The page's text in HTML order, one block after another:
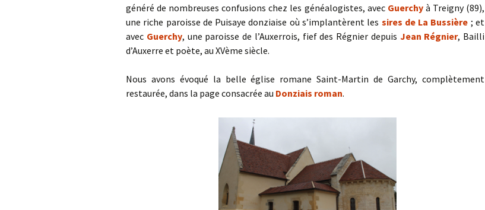
généré de nombreuses confusions chez les généalogistes, avec Guerchyà Treigny (89),
une riche paroisse de Puisaye donziaise où s’implantèrent les sires de La Bussière ; et
avec Guerchy, une paroisse de l’Auxerrois, fief des Régnier depuis Jean Régnier, Bailli
d’Auxerre et poète, au XVème siècle.
Nous avons évoqué la belle église romane Saint-Martin de Garchy, complètement
restaurée, dans la page consacrée au Donziais roman.